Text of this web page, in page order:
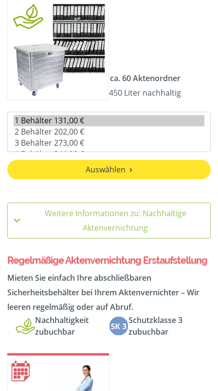
ca. 60 Aktenordner
450 Liter nachhaltig
Auswählen
Weitere Informationen zu: Nachhaltige
Aktenvernichtung
Regelmäßige Aktenvernichtung Erstaufstellung
Mieten Sie einfach Ihre abschließbaren
Sicherheitsbehälter bei Ihrem Aktenvernichter – Wir
leeren regelmäßig oder auf Abruf.
Nachhaltigkeit
zubuchbar
Schutzklasse 3
zubuchbar